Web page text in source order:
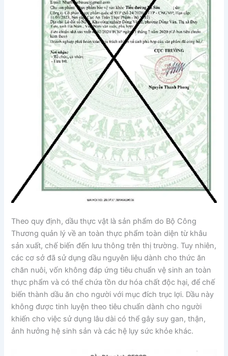
Theo quy định, dầu thực vật là sản phẩm do Bộ Công
Thương quản lý về an toàn thực phẩm toàn diện từ khâu
sản xuất, chế biến đến lưu thông trên thị trường. Tuy nhiên,
các cơ sở đã sử dụng dầu nguyên liệu dành cho thức ăn
chăn nuôi, vốn không đáp ứng tiêu chuẩn vệ sinh an toàn
thực phẩm và có thể chứa tồn dư hóa chất độc hại, để chế
biến thành dầu ăn cho người với mục đích trục lợi. Dầu này
không được tinh luyện theo tiêu chuẩn dành cho người
khiến cho việc sử dụng lâu dài có thể gây suy gan, thận,
ảnh hưởng hệ sinh sản và các hệ lụy sức khỏe khác.